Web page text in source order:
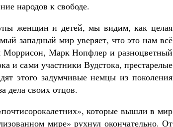
народов к свободе.
женщин и детей, мы видим, как целая
западный мир уверяет, что это нам всё
Марк Нопфлер и разноцветный
и сами участники Вудстока, престарелые
этого задумчивые немцы из поколения
дела своих отцов.
которые вышли в мир
мире» рухнул окончательно. От